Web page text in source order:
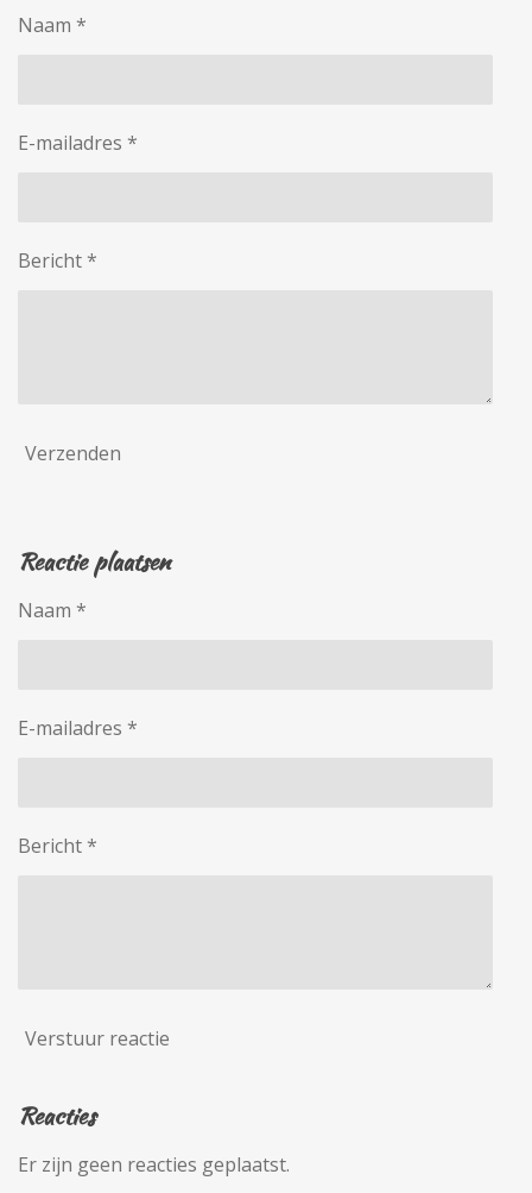
Naam *
E-mailadres *
Bericht *
Verzenden
Reactie plaatsen
Naam *
E-mailadres *
Bericht *
Verstuur reactie
Reacties
Er zijn geen reacties geplaatst.